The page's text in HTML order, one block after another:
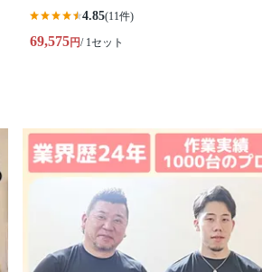
4.85(11件)
69,575円/ 1セット